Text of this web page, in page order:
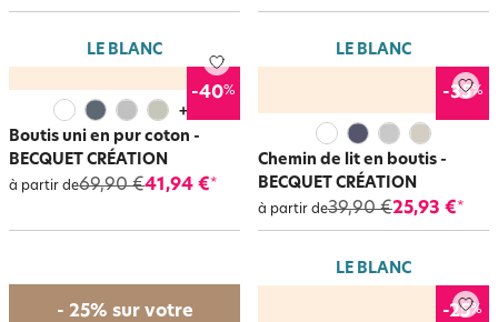
LE BLANC
-40%
+
Boutis uni en pur coton -
BECQUET CRÉATION
à partir de69,90 €41,94 €*
LE BLANC
-35%
Chemin de lit en boutis -
BECQUET CRÉATION
à partir de39,90 €25,93 €*
LE BLANC
-25%
- 25% sur votre